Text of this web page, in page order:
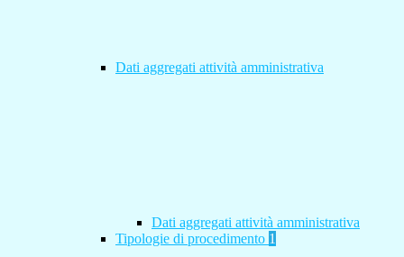
Dati aggregati attività amministrativa
Dati aggregati attività amministrativa
Tipologie di procedimento 1